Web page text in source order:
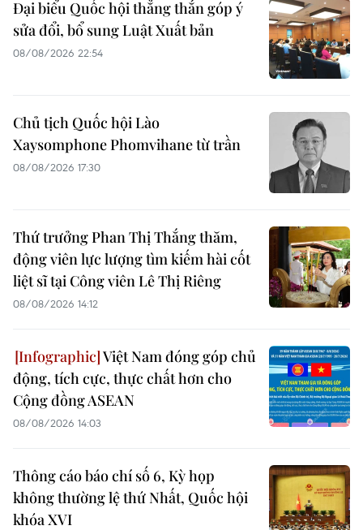
Đại biểu Quốc hội thẳng thắn góp ý
sửa đổi, bổ sung Luật Xuất bản
08/08/2026 22:54
Chủ tịch Quốc hội Lào
Xaysomphone Phomvihane từ trần
08/08/2026 17:30
Thứ trưởng Phan Thị Thắng thăm,
động viên lực lượng tìm kiếm hài cốt
liệt sĩ tại Công viên Lê Thị Riêng
08/08/2026 14:12
Việt Nam đóng góp chủ
động, tích cực, thực chất hơn cho
Cộng đồng ASEAN
08/08/2026 14:03
Thông cáo báo chí số 6, Kỳ họp
không thường lệ thứ Nhất, Quốc hội
khóa XVI